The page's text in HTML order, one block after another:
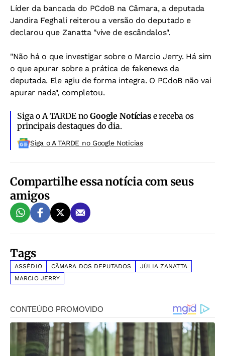
Líder da bancada do PCdoB na Câmara, a deputada
Jandira Feghali reiterou a versão do deputado e
declarou que Zanatta "vive de escândalos".
"Não há o que investigar sobre o Marcio Jerry. Há sim
o que apurar sobre a prática de fakenews da
deputada. Ele agiu de forma integra. O PCdoB não vai
apurar nada", completou.
Siga o A TARDE noGoogle Notíciase receba os
principais destaques do dia.
Siga o A TARDE no Google Noticias
Compartilhe essa notícia com seus
amigos
Tags
ASSÉDIO CÂMARA DOS DEPUTADOS
JÚLIA ZANATTA
MARCIO JERRY